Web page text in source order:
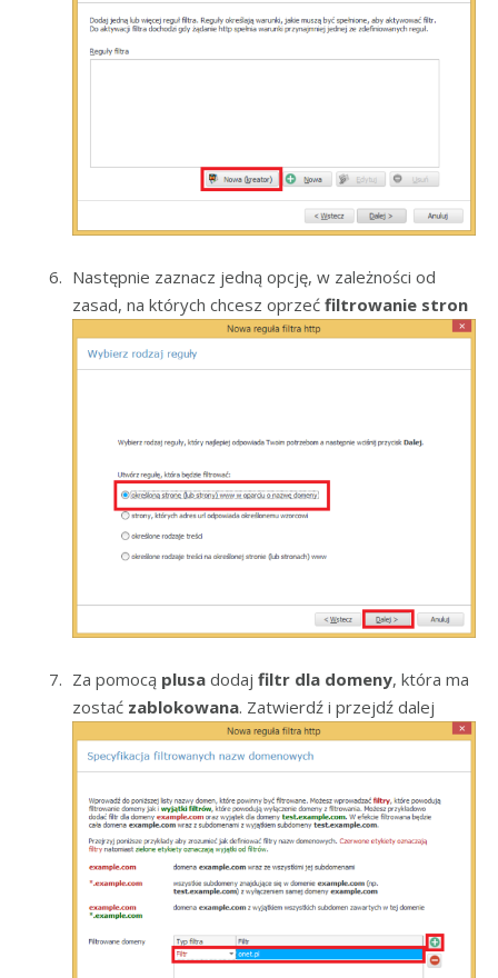
Następnie zaznacz jedną opcję, w zależności od
zasad, na których chcesz oprzeć filtrowanie stron
Za pomocą plusa dodaj filtr dla domeny, która ma
zostać zablokowana. Zatwierdź i przejdź dalej